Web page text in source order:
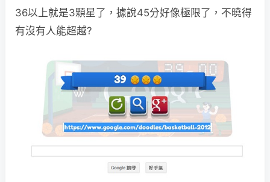
36以上就是3顆星了，據說45分好像極限了，不曉得
有沒有人能超越?